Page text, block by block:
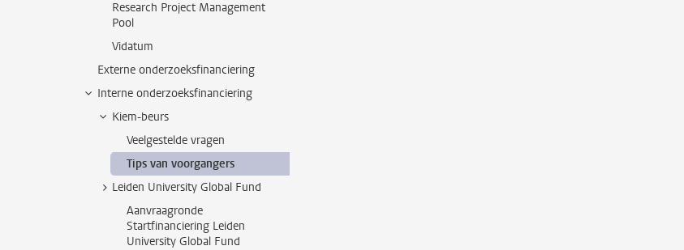
Research Project Management
Pool
Vidatum
Externe onderzoeksfinanciering
Interne onderzoeksfinanciering
Kiem-beurs
Veelgestelde vragen
Tips van voorgangers
Leiden University Global Fund
Aanvraagronde
Startfinanciering Leiden
University Global Fund